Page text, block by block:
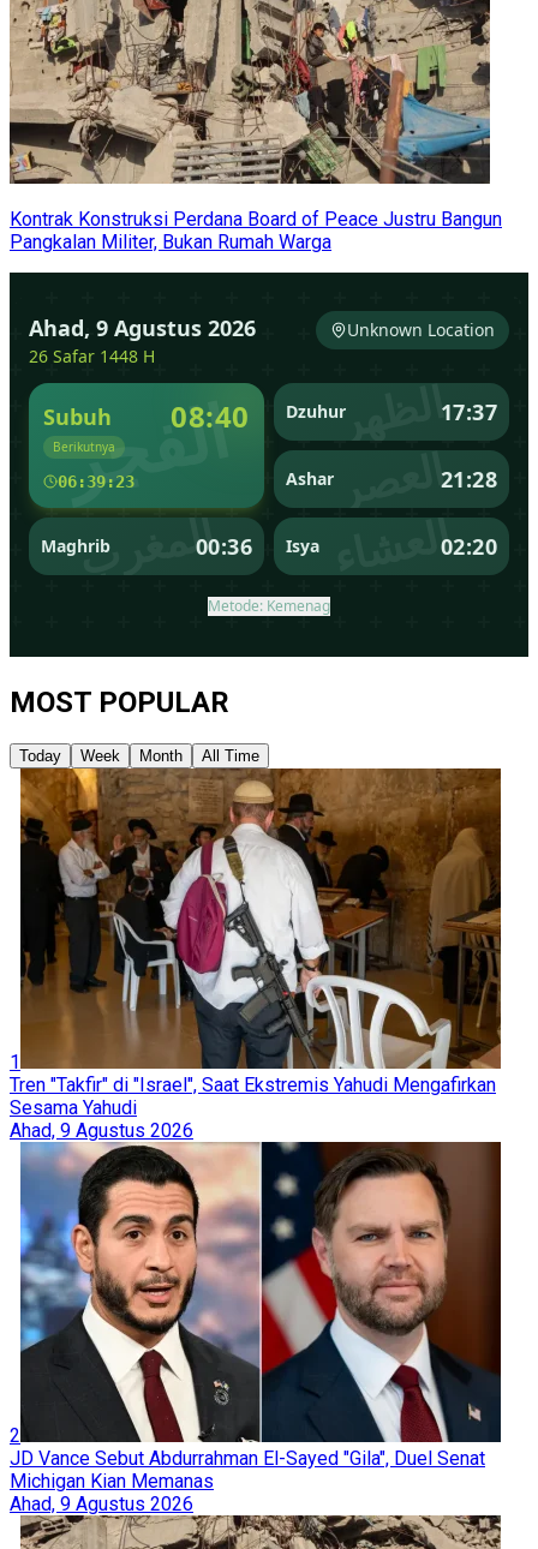
Kontrak Konstruksi Perdana Board of Peace Justru Bangun
Pangkalan Militer, Bukan Rumah Warga
MOST POPULAR
Today Week Month All Time
1
Tren "Takfir" di "Israel", Saat Ekstremis Yahudi Mengafirkan
Sesama Yahudi
Ahad, 9 Agustus 2026
2
JD Vance Sebut Abdurrahman El-Sayed "Gila", Duel Senat
Michigan Kian Memanas
Ahad, 9 Agustus 2026